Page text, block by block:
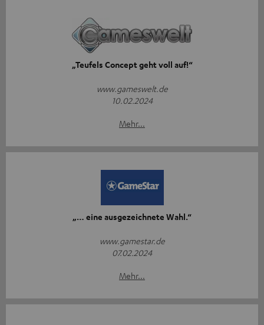
„Teufels Concept geht voll auf!“
www.gameswelt.de
10.02.2024
Mehr...
„… eine ausgezeichnete Wahl.“
www.gamestar.de
07.02.2024
Mehr...